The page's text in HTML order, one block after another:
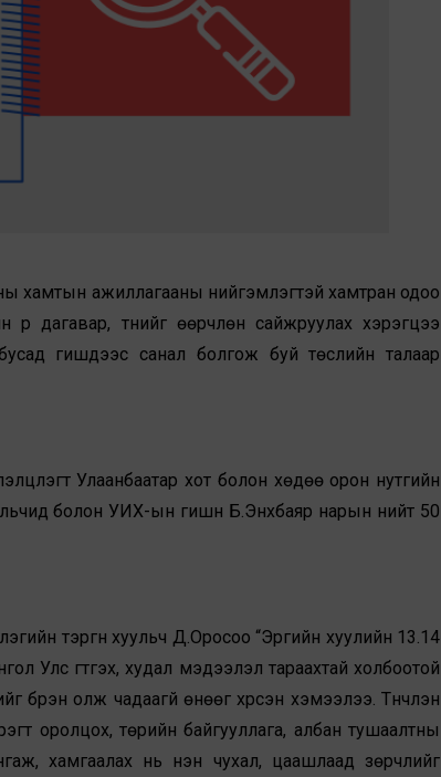
хамтын ажиллагааны нийгэмлэгтэй хамтран одоо
дагавар, түүнийг өөрчлөн сайжруулах хэрэгцээ
гишүүдээс санал болгож буй төслийн талаар
Улаанбаатар хот болон хөдөө орон нутгийн
болон УИХ-ын гишүүн Б.Энхбаяр нарын нийт 50
тэргүүн хуульч Д.Оросоо “Эрүүгийн хуулийн 13.14
Улс гүтгэх, худал мэдээлэл тараахтай холбоотой
олж чадаагүй өнөөг хүрсэн хэмээлээ. Түүнчлэн
оролцох, төрийн байгууллага, албан тушаалтны
хамгаалах нь нэн чухал, цаашлаад зөрчлийг